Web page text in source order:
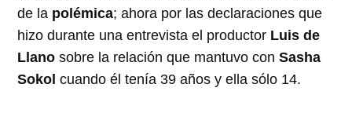
de la polémica; ahora por las declaraciones que
hizo durante una entrevista el productor Luis de
Llano sobre la relación que mantuvo conSasha
Sokol cuando él tenía 39 años y ella sólo 14.